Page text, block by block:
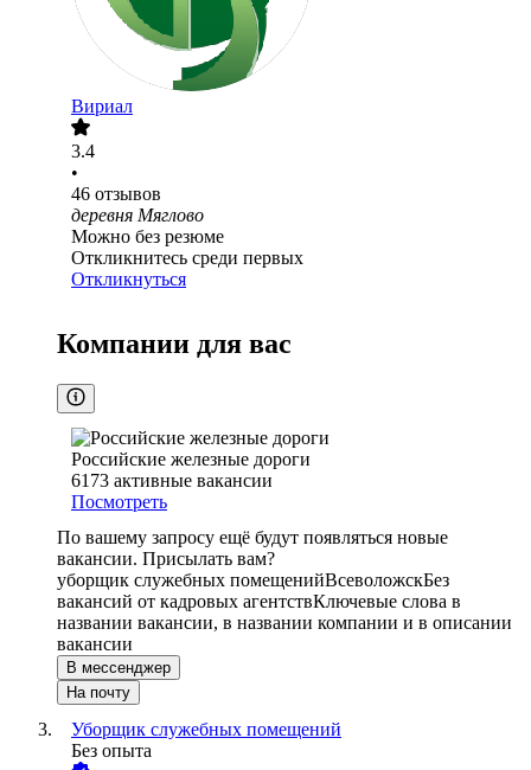
Вириал
3.4
•
46 отзывов
деревня Мяглово
Можно без резюме
Откликнитесь среди первых
Откликнуться
Компании для вас
Российские железные дороги
6173 активные вакансии
Посмотреть
По вашему запросу ещё будут появляться новые
вакансии. Присылать вам?
уборщик служебных помещенийВсеволожскБез
вакансий от кадровых агентствКлючевые слова в
названии вакансии, в названии компании и в описании
вакансии
В мессенджер
На почту
Уборщик служебных помещений
Без опыта